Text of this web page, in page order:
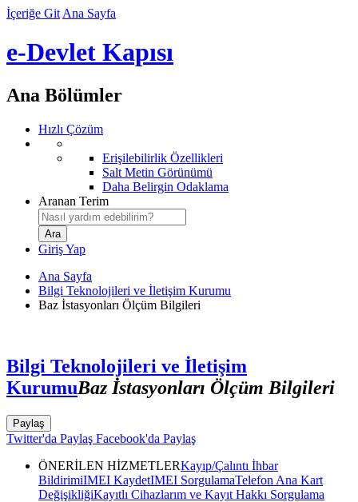
İçeriğe Git Ana Sayfa
e-Devlet Kapısı
Ana Bölümler
Hızlı Çözüm
Erişilebilirlik Özellikleri
Salt Metin Görünümü
Daha Belirgin Odaklama
Aranan Terim
Giriş Yap
Ana Sayfa
Bilgi Teknolojileri ve İletişim Kurumu
Baz İstasyonları Ölçüm Bilgileri
Bilgi Teknolojileri ve İletişim
KurumuBaz İstasyonları Ölçüm Bilgileri
Paylaş
Twitter'da Paylaş Facebook'da Paylaş
ÖNERİLEN HİZMETLERKayıp/Çalıntı İhbar
BildirimiIMEI KaydetIMEI SorgulamaTelefon Ana Kart
DeğişikliğiKayıtlı Cihazlarım ve Kayıt Hakkı Sorgulama